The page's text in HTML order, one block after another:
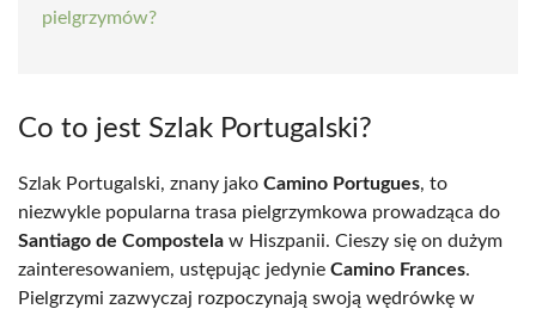
pielgrzymów?
Co to jest Szlak Portugalski?
Szlak Portugalski, znany jako Camino Portugues, to
niezwykle popularna trasa pielgrzymkowa prowadząca do
Santiago de Compostela w Hiszpanii. Cieszy się on dużym
zainteresowaniem, ustępując jedynie Camino Frances.
Pielgrzymi zazwyczaj rozpoczynają swoją wędrówkę w